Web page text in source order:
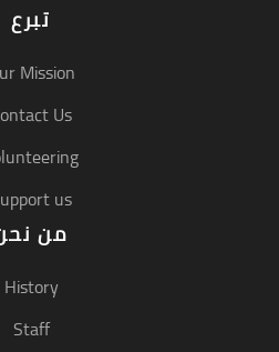
تبرع
Mission
Us
us
من
History
Staff